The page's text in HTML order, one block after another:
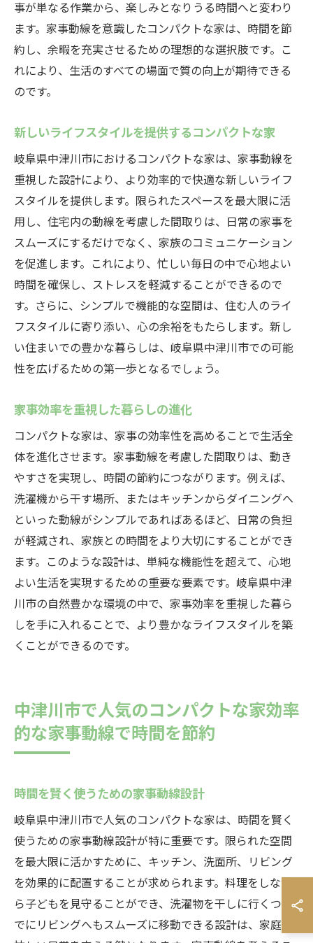
事が単なる作業から、楽しみとなりうる時間へと変わり
ます。家事動線を意識したコンパクトな家は、時間を節
約し、余暇を充実させるための理想的な選択肢です。こ
れにより、生活のすべての場面で質の向上が期待できる
のです。
新しいライフスタイルを提供するコンパクトな家
岐阜県中津川市におけるコンパクトな家は、家事動線を
重視した設計により、より効率的で快適な新しいライフ
スタイルを提供します。限られたスペースを最大限に活
用し、住宅内の動線を考慮した間取りは、日常の家事を
スムーズにするだけでなく、家族のコミュニケーション
を促進します。これにより、忙しい毎日の中で心地よい
時間を確保し、ストレスを軽減することができるので
す。さらに、シンプルで機能的な空間は、住む人のライ
フスタイルに寄り添い、心の余裕をもたらします。新し
い住まいでの豊かな暮らしは、岐阜県中津川市での可能
性を広げるための第一歩となるでしょう。
家事効率を重視した暮らしの進化
コンパクトな家は、家事の効率性を高めることで生活全
体を進化させます。家事動線を考慮した間取りは、動き
やすさを実現し、時間の節約につながります。例えば、
洗濯機から干す場所、またはキッチンからダイニングへ
といった動線がシンプルであればあるほど、日常の負担
が軽減され、家族との時間をより大切にすることができ
ます。このような設計は、単純な機能性を超えて、心地
よい生活を実現するための重要な要素です。岐阜県中津
川市の自然豊かな環境の中で、家事効率を重視した暮ら
しを手に入れることで、より豊かなライフスタイルを築
くことができるのです。
中津川市で人気のコンパクトな家効率
的な家事動線で時間を節約
時間を賢く使うための家事動線設計
岐阜県中津川市で人気のコンパクトな家は、時間を賢く
使うための家事動線設計が特に重要です。限られた空間
を最大限に活かすために、キッチン、洗面所、リビング
を効果的に配置することが求められます。料理をしなが
ら子どもを見守ることができ、洗濯物を干しに行くつい
でにリビングへもスムーズに移動できる設計は、家庭の